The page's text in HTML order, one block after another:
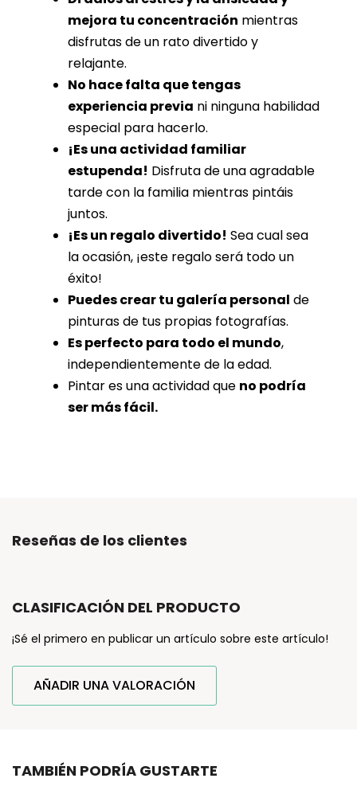
mejora tu concentración mientras
disfrutas de un rato divertido y
relajante.
No hace falta que tengas
experiencia previa ni ninguna habilidad
especial para hacerlo.
¡Es una actividad familiar
estupenda! Disfruta de una agradable
tarde con la familia mientras pintáis
juntos.
¡Es un regalo divertido! Sea cual sea
la ocasión, ¡este regalo será todo un
éxito!
Puedes crear tu galería personal de
pinturas de tus propias fotografías.
Es perfecto para todo el mundo,
independientemente de la edad.
Pintar es una actividad que no podría
ser más fácil.
Reseñas de los clientes
CLASIFICACIÓN DEL PRODUCTO
¡Sé el primero en publicar un artículo sobre este artículo!
AÑADIR UNA VALORACIÓN
TAMBIÉN PODRÍA GUSTARTE